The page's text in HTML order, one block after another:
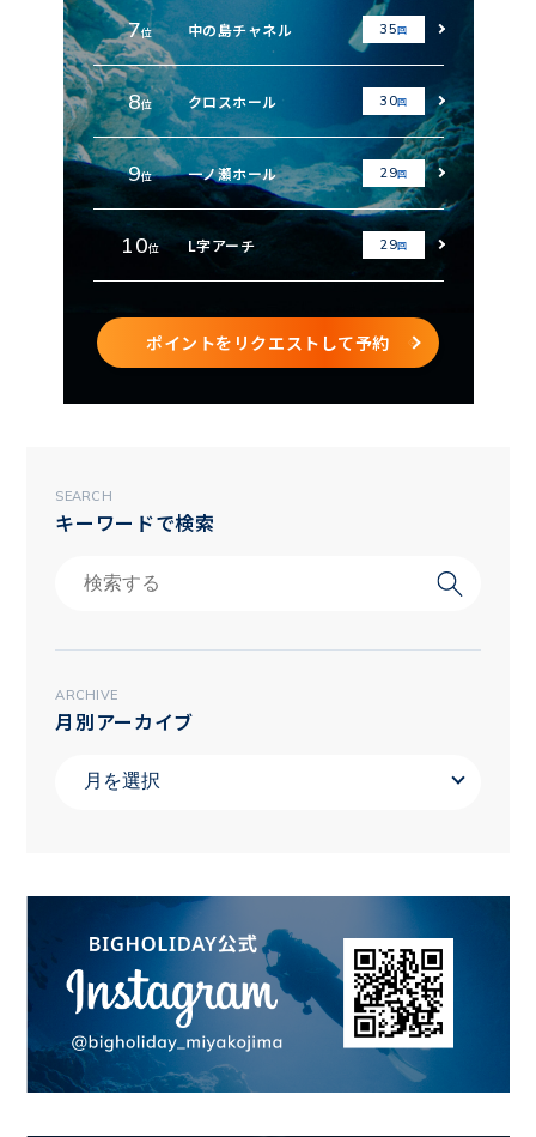
7位 中の島チャネル 35回
8位 クロスホール 30回
9位 一ノ瀬ホール 29回
10位 L字アーチ 29回
ポイントをリクエストして予約
SEARCH
キーワードで検索
ARCHIVE
月別アーカイブ